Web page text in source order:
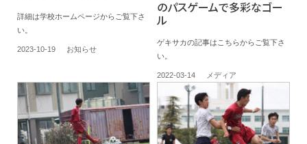
詳細は学校ホームページからご覧下さ
い。
2023-10-19 お知らせ
のパスゲームで多彩なゴー
ル
ゲキサカの記事はこちらからご覧下さ
い。
2022-03-14 メディア